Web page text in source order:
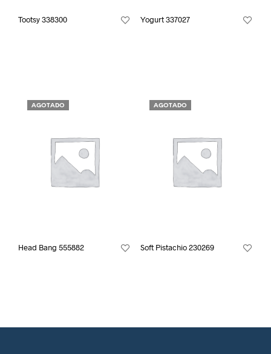
Tootsy 338300 Yogurt 337027
AGOTADO
Head Bang 555882
AGOTADO
Soft Pistachio 230269